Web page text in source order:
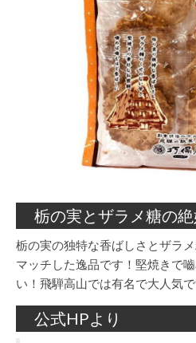
栃の実とザラメ糖の
栃の実の独特な香ばしさとザラ
マッチした逸品です！堅焼きで
い！飛騨高山では有名で大人気で
公式HPより